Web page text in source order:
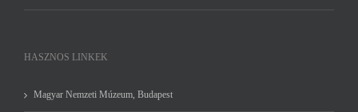
HASZNOS LINKEK
Magyar Nemzeti Múzeum, Budapest